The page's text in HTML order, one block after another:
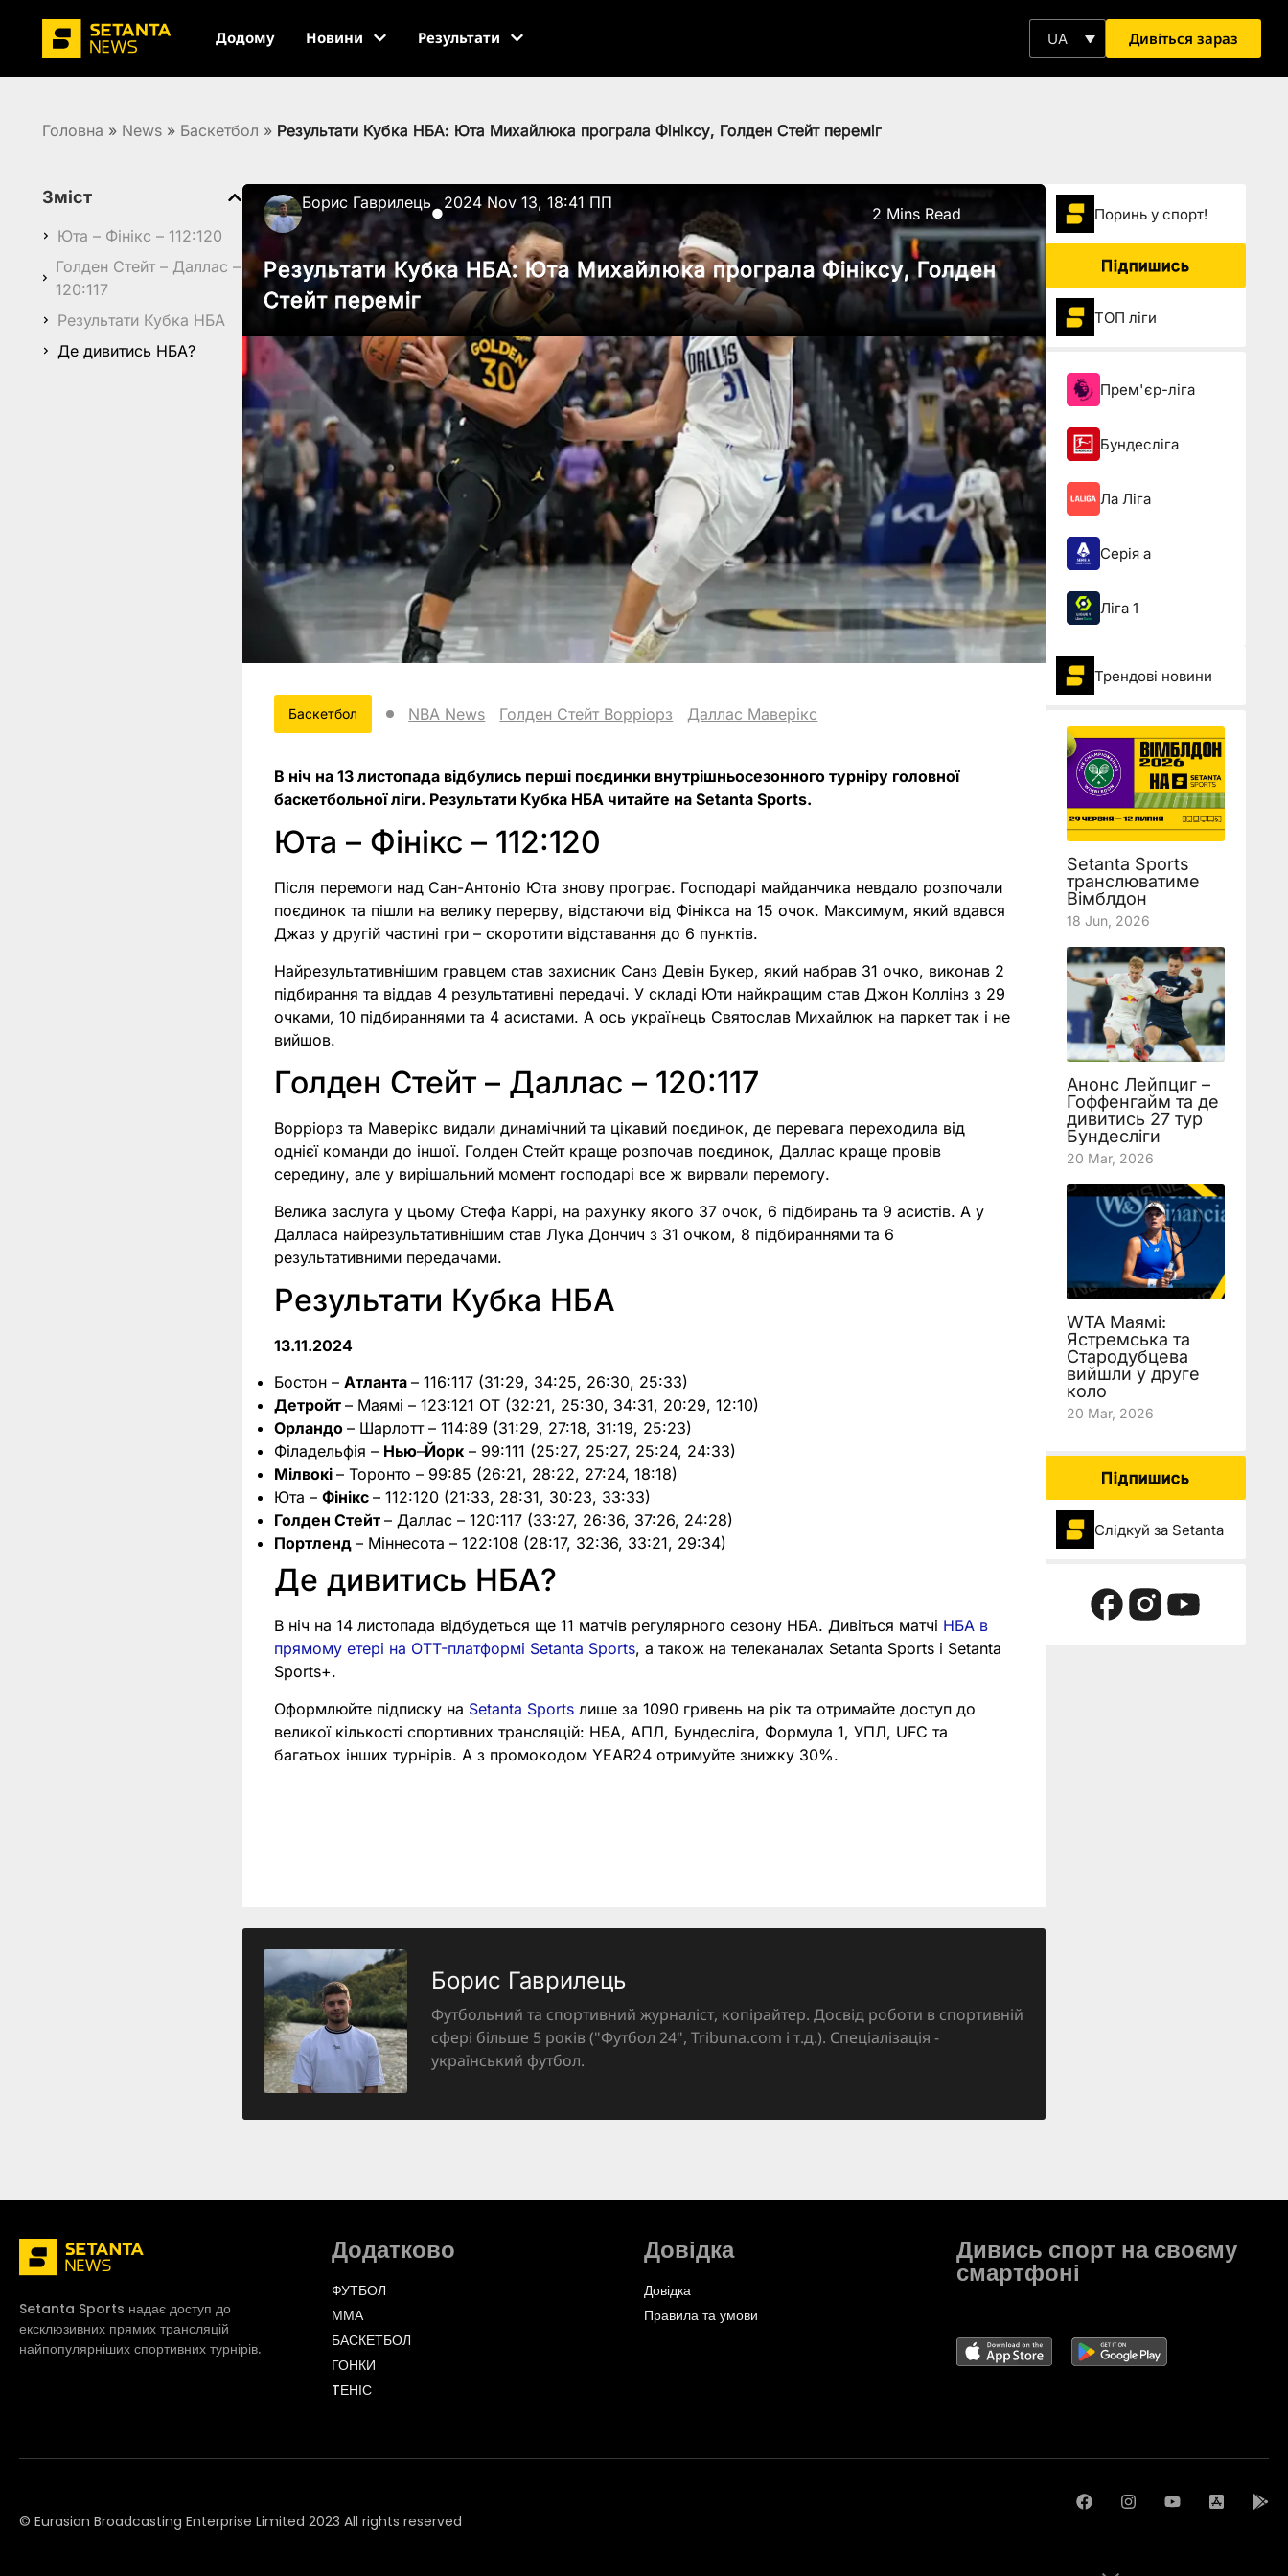
Додому Новини Результати UA Дивіться зараз
Головна » News » Баскетбол » Результати Кубка НБА: Юта Михайлюка програла Фініксу, Голден Стейт переміг
Зміст
Юта – Фінікс – 112:120
Голден Стейт – Даллас –
120:117
Результати Кубка НБА
Де дивитись НБА?
Борис Гаврилець
●
2024 Nov 13, 18:41 ПП
2 Mins Read
Результати Кубка НБА: Юта Михайлюка програла Фініксу, Голден
Стейт переміг
Баскетбол NBA News Голден Стейт Ворріорз Даллас Маверікс
В ніч на 13 листопада відбулись перші поєдинки внутрішньосезонного турніру головної
баскетбольної ліги. Результати Кубка НБА читайте на Setanta Sports.
Юта – Фінікс – 112:120
Після перемоги над Сан-Антоніо Юта знову програє. Господарі майданчика невдало розпочали
поєдинок та пішли на велику перерву, відстаючи від Фінікса на 15 очок. Максимум, який вдався
Джаз у другій частині гри – скоротити відставання до 6 пунктів.
Найрезультативнішим гравцем став захисник Санз Девін Букер, який набрав 31 очко, виконав 2
підбирання та віддав 4 результативні передачі. У складі Юти найкращим став Джон Коллінз з 29
очками, 10 підбираннями та 4 асистами. А ось українець Святослав Михайлюк на паркет так і не
вийшов.
Голден Стейт – Даллас – 120:117
Ворріорз та Маверікс видали динамічний та цікавий поєдинок, де перевага переходила від
однієї команди до іншої. Голден Стейт краще розпочав поєдинок, Даллас краще провів
середину, але у вирішальний момент господарі все ж вирвали перемогу.
Велика заслуга у цьому Стефа Каррі, на рахунку якого 37 очок, 6 підбирань та 9 асистів. А у
Далласа найрезультативнішим став Лука Дончич з 31 очком, 8 підбираннями та 6
результативними передачами.
Результати Кубка НБА
13.11.2024
Бостон –Атланта– 116:117 (31:29, 34:25, 26:30, 25:33)
Детройт– Маямі – 123:121 OT (32:21, 25:30, 34:31, 20:29, 12:10)
Орландо– Шарлотт – 114:89 (31:29, 27:18, 31:19, 25:23)
Філадельфія – Нью–Йорк – 99:111 (25:27, 25:27, 25:24, 24:33)
Мілвокі– Торонто – 99:85 (26:21, 28:22, 27:24, 18:18)
Юта –Фінікс– 112:120 (21:33, 28:31, 30:23, 33:33)
Голден Стейт– Даллас – 120:117 (33:27, 26:36, 37:26, 24:28)
Портленд– Міннесота – 122:108 (28:17, 32:36, 33:21, 29:34)
Де дивитись НБА?
В ніч на 14 листопада відбудеться ще 11 матчів регулярного сезону НБА. Дивіться матчі НБА в
прямому етері на OTT-платформі Setanta Sports, а також на телеканалах Setanta Sports і Setanta
Sports+.
Оформлюйте підписку на Setanta Sports лише за 1090 гривень на рік та отримайте доступ до
великої кількості спортивних трансляцій: НБА, АПЛ, Бундесліга, Формула 1, УПЛ, UFC та
багатьох інших турнірів. А з промокодом YEAR24 отримуйте знижку 30%.
Борис Гаврилець
Футбольний та спортивний журналіст, копірайтер. Досвід роботи в спортивній
сфері більше 5 років ("Футбол 24", Tribuna.com і т.д.). Спеціалізація -
український футбол.
Поринь у спорт!
Підпишись
ТОП ліги
Прем'єр-ліга
Бундесліга
Ла Ліга
Серія а
Ліга 1
Трендові новини
Setanta Sports
транслюватиме
Вімблдон
18 Jun, 2026
Анонс Лейпциг –
Гоффенгайм та де
дивитись 27 тур
Бундесліги
20 Mar, 2026
WTA Маямі:
Ястремська та
Стародубцева
вийшли у друге
коло
20 Mar, 2026
Підпишись
Слідкуй за Setanta
Setanta Sports надає доступ до
ексклюзивних прямих трансляцій
найпопулярніших спортивних турнірів.
Додатково
ФУТБОЛ
ММА
БАСКЕТБОЛ
ГОНКИ
TЕНІС
Довідка
Довідка
Правила та умови
Дивись спорт на своєму
смартфоні
© Eurasian Broadcasting Enterprise Limited 2023 All rights reserved